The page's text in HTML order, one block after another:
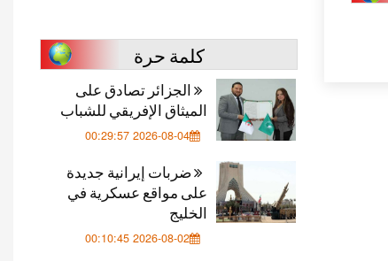
كلمة حرة
الجزائر تصادق على
الميثاق الإفريقي للشباب
2026-08-04 00:29:57
ضربات إيرانية جديدة
على مواقع عسكرية في
الخليج
2026-08-02 00:10:45